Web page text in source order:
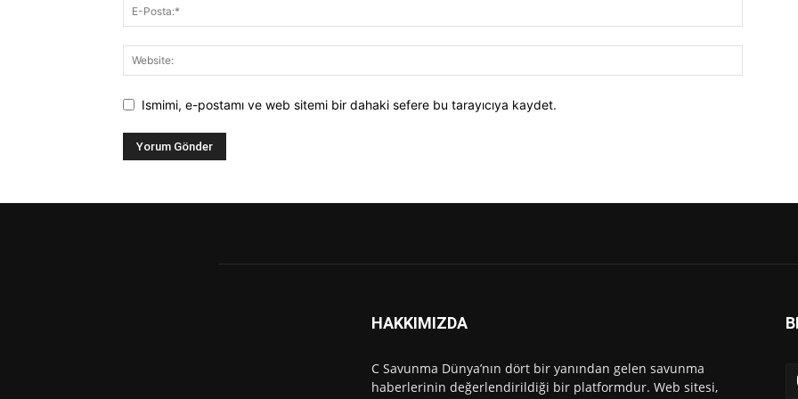
Ismimi, e-postamı ve web sitemi bir dahaki sefere bu tarayıcıya kaydet.
HAKKIMIZDA
C Savunma Dünya’nın dört bir yanından gelen savunma
haberlerinin değerlendirildiği bir platformdur. Web sitesi,